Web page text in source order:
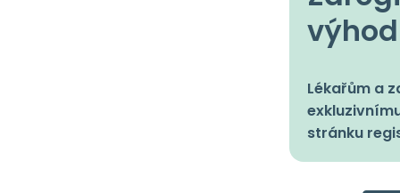
Lékařům a
stránku